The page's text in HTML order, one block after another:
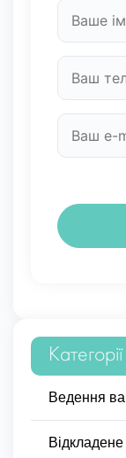
Категорії
Ведення